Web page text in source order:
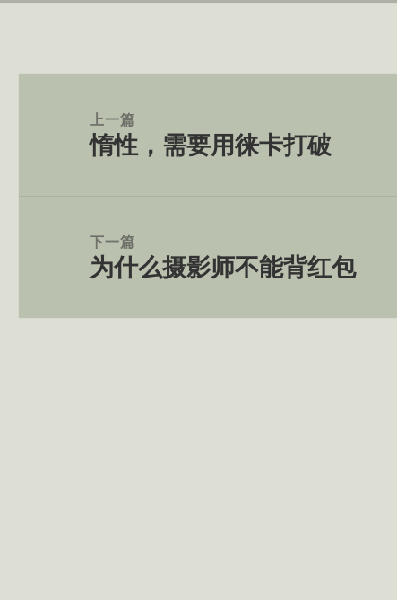
上一篇
上
惰性，需要用徕卡打破
下一篇
下
文
为什么摄影师不能背红包